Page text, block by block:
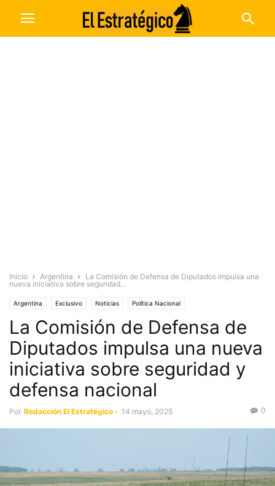
Inicio Argentina
La Comisión de Defensa de Diputados impulsa una
nueva iniciativa sobre seguridad...
Argentina Exclusivo Noticias Política Nacional
La Comisión de Defensa de
Diputados impulsa una nueva
iniciativa sobre seguridad y
defensa nacional
Por Redacción El Estratégico - 14 mayo, 2025 0